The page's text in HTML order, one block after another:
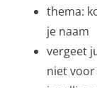
thema:
je naam
vergeet
niet